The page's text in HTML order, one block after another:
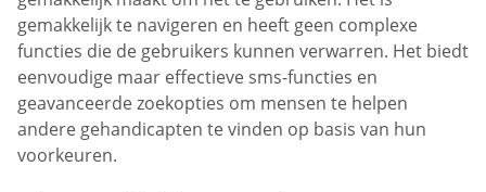
gemakkelijk te navigeren en heeft geen complexe
functies die de gebruikers kunnen verwarren. Het biedt
eenvoudige maar effectieve sms-functies en
geavanceerde zoekopties om mensen te helpen
andere gehandicapten te vinden op basis van hun
voorkeuren.